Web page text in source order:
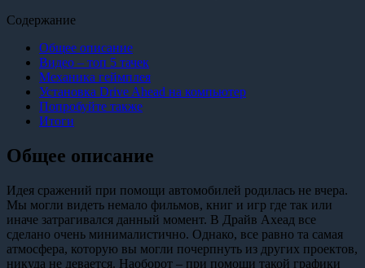
Содержание
Общее описание
Видео – топ 5 тачек
Механика геймплея
Установка Drive Ahead на компьютер
Попробуйте также
Итоги
Общее описание
Идея сражений при помощи автомобилей родилась не вчера.
Мы могли видеть немало фильмов, книг и игр где так или
иначе затрагивался данный момент. В Драйв Ахеад все
сделано очень минималистично. Однако, все равно та самая
атмосфера, которую вы могли почерпнуть из других проектов,
никуда не девается. Наоборот – при помощи такой графики